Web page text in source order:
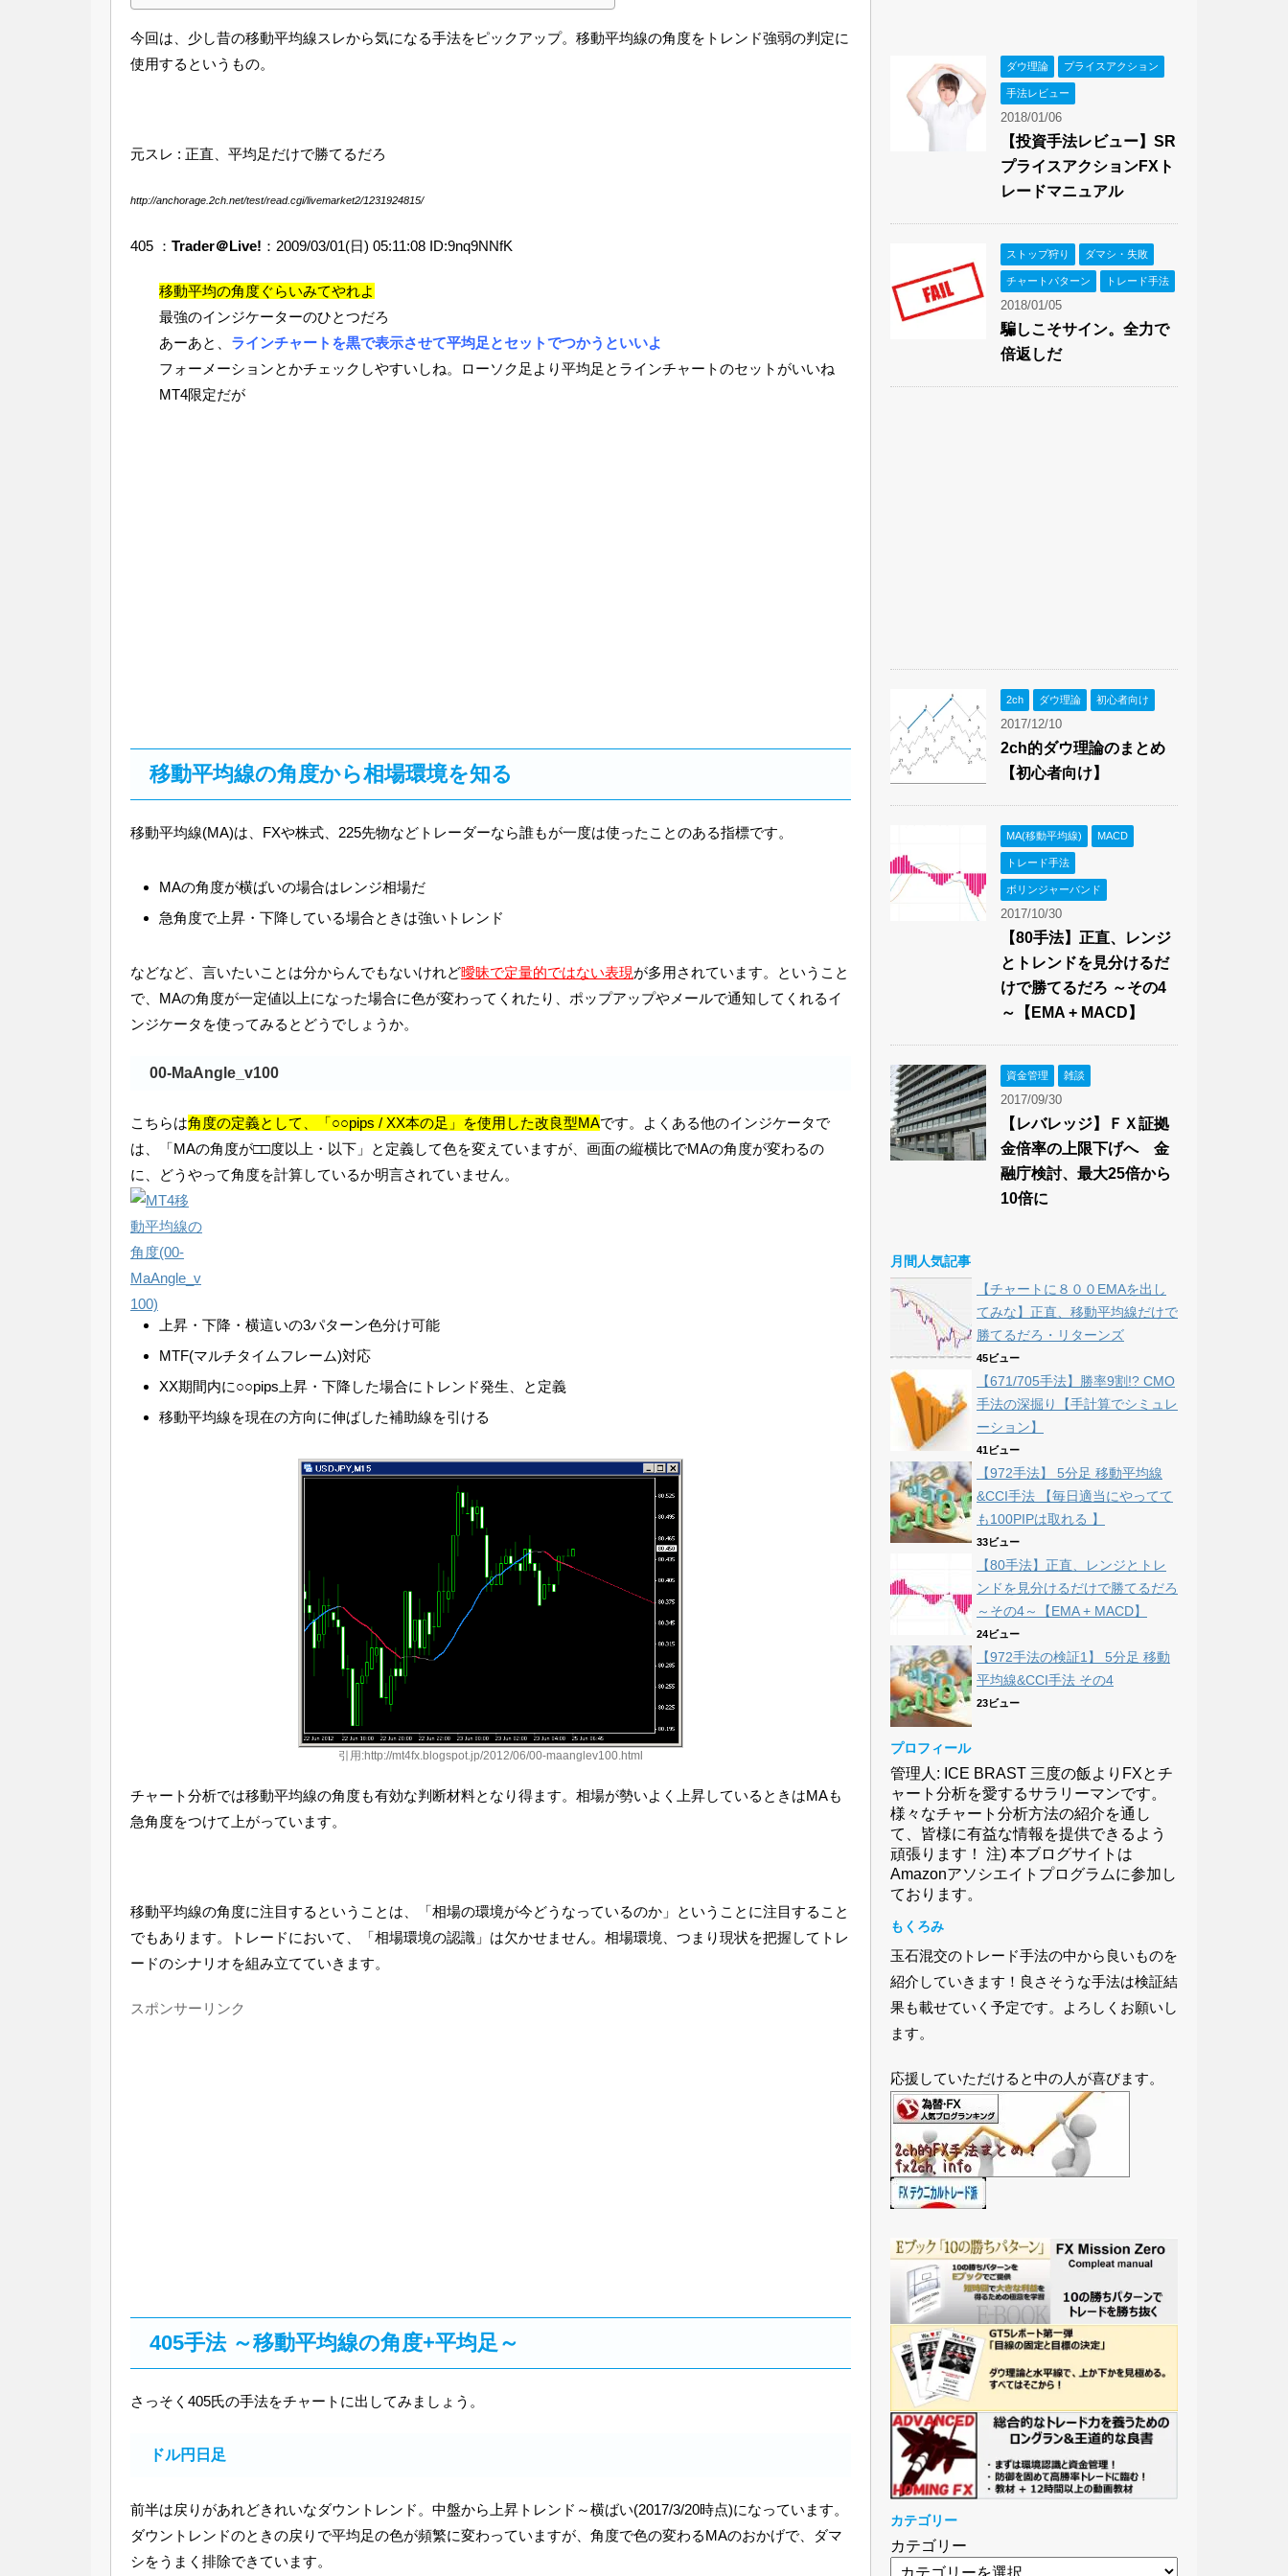
今回は、少し昔の移動平均線スレから気になる手法をピックアップ。移動平均線の角度をトレンド強弱の判定に
使用するというもの。
元スレ : 正直、平均足だけで勝てるだろ
http://anchorage.2ch.net/test/read.cgi/livemarket2/1231924815/
405 ： Trader＠Live! ：2009/03/01(日) 05:11:08 ID:9nq9NNfK
移動平均の角度ぐらいみてやれよ
最強のインジケーターのひとつだろ
あーあと、 ラインチャートを黒で表示させて平均足とセットでつかうといいよ
フォーメーションとかチェックしやすいしね。ローソク足より平均足とラインチャートのセットがいいね
MT4限定だが
移動平均線の角度から相場環境を知る
移動平均線(MA)は、FXや株式、225先物などトレーダーなら誰もが一度は使ったことのある指標です。
MAの角度が横ばいの場合はレンジ相場だ
急角度で上昇・下降している場合ときは強いトレンド
などなど、言いたいことは分からんでもないけれど曖昧で定量的ではない表現が多用されています。ということ
で、MAの角度が一定値以上になった場合に色が変わってくれたり、ポップアップやメールで通知してくれるイ
ンジケータを使ってみるとどうでしょうか。
00-MaAngle_v100
こちらは角度の定義として、「○○pips / XX本の足」を使用した改良型MAです。よくある他のインジケータで
は、「MAの角度が□□度以上・以下」と定義して色を変えていますが、画面の縦横比でMAの角度が変わるの
に、どうやって角度を計算しているか明言されていません。
上昇・下降・横這いの3パターン色分け可能
MTF(マルチタイムフレーム)対応
XX期間内に○○pips上昇・下降した場合にトレンド発生、と定義
移動平均線を現在の方向に伸ばした補助線を引ける
引用:http://mt4fx.blogspot.jp/2012/06/00-maanglev100.html
チャート分析では移動平均線の角度も有効な判断材料となり得ます。相場が勢いよく上昇しているときはMAも
急角度をつけて上がっています。
移動平均線の角度に注目するということは、「相場の環境が今どうなっているのか」ということに注目すること
でもあります。トレードにおいて、「相場環境の認識」は欠かせません。相場環境、つまり現状を把握してトレ
ードのシナリオを組み立てていきます。
スポンサーリンク
405手法 ～移動平均線の角度+平均足～
さっそく405氏の手法をチャートに出してみましょう。
ドル円日足
前半は戻りがあれどきれいなダウントレンド。中盤から上昇トレンド～横ばい(2017/3/20時点)になっています。
ダウントレンドのときの戻りで平均足の色が頻繁に変わっていますが、角度で色の変わるMAのおかげで、ダマ
シをうまく排除できています。
ダウ理論 プライスアクション
手法レビュー
2018/01/06
【投資手法レビュー】SR
プライスアクションFXト
レードマニュアル
ストップ狩り ダマシ・失敗
チャートパターン トレード手法
2018/01/05
騙しこそサイン。全力で
倍返しだ
2ch ダウ理論 初心者向け
2017/12/10
2ch的ダウ理論のまとめ
【初心者向け】
MA(移動平均線) MACD
トレード手法
ボリンジャーバンド
2017/10/30
【80手法】正直、レンジ
とトレンドを見分けるだ
けで勝てるだろ ～その4
～【EMA + MACD】
資金管理 雑談
2017/09/30
【レバレッジ】ＦＸ証拠
金倍率の上限下げへ 金
融庁検討、最大25倍から
10倍に
月間人気記事
【チャートに８００EMAを出し
てみな】正直、移動平均線だけで
勝てるだろ・リターンズ
45ビュー
【671/705手法】勝率9割!? CMO
手法の深掘り【手計算でシミュレ
ーション】
41ビュー
【972手法】 5分足 移動平均線
&CCI手法 【毎日適当にやってて
も100PIPは取れる 】
33ビュー
【80手法】正直、レンジとトレ
ンドを見分けるだけで勝てるだろ
～その4～【EMA + MACD】
24ビュー
【972手法の検証1】 5分足 移動
平均線&CCI手法 その4
23ビュー
プロフィール
管理人: ICE BRAST 三度の飯よりFXとチ
ャート分析を愛するサラリーマンです。
様々なチャート分析方法の紹介を通し
て、皆様に有益な情報を提供できるよう
頑張ります！ 注) 本ブログサイトは
Amazonアソシエイトプログラムに参加し
ております。
もくろみ
玉石混交のトレード手法の中から良いものを
紹介していきます！良さそうな手法は検証結
果も載せていく予定です。よろしくお願いし
ます。
応援していただけると中の人が喜びます。
カテゴリー
カテゴリー